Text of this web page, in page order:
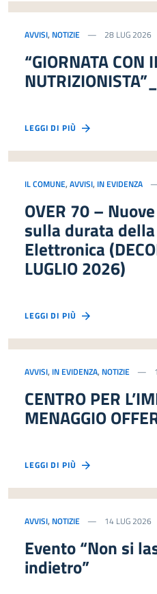
AVVISI, NOTIZIE 28 LUG 2026
“GIORNATA CON
LEGGI DI PIÙ
IL COMUNE, AVVISI, IN EVIDENZA
OVER 70 –
sulla durata
Elettronica
LUGLIO 2026)
LEGGI DI PIÙ
AVVISI, IN EVIDENZA, NOTIZIE
CENTRO PER
MENAGGIO
LEGGI DI PIÙ
AVVISI, NOTIZIE 14 LUG 2026
Evento “Non si
indietro”